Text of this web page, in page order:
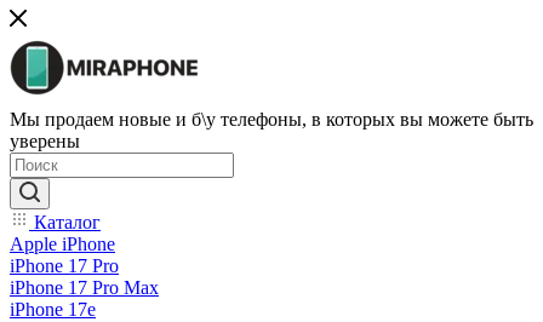
Мы продаем новые и б\у телефоны, в которых вы можете быть
уверены
Каталог
Apple iPhone
iPhone 17 Pro
iPhone 17 Pro Max
iPhone 17e